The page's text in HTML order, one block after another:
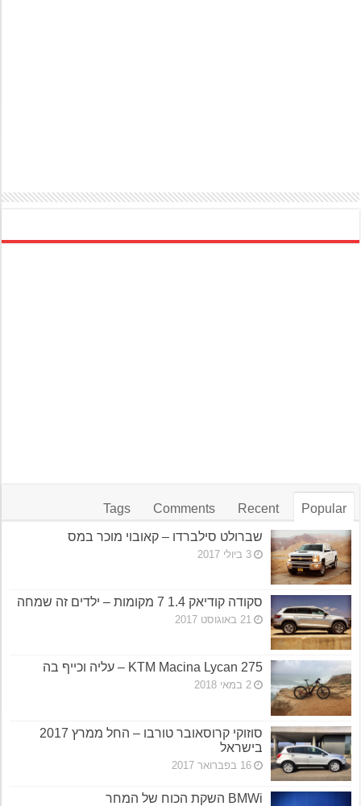
Popular
Recent
Comments
Tags
שברולט סילברדו – קאובוי מוכר במס
3 ביולי 2017
סקודה קודיאק 1.4 7 מקומות – ילדים זה שמחה
21 באוגוסט 2017
KTM Macina Lycan 275 – עליה וכייף בה
2 במאי 2018
סוזוקי קרוסאובר טורבו – החל ממרץ 2017
בישראל
16 בפברואר 2017
BMWi השקת הכוח של המחר